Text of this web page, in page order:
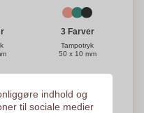
3 Farver
Tampotryk
50 x 10 mm
indhold og
til sociale medier